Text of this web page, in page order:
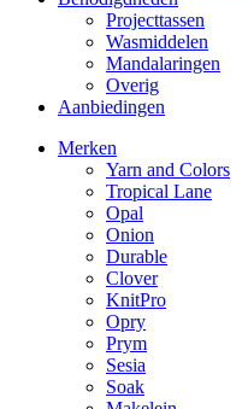
Projecttassen
Wasmiddelen
Mandalaringen
Overig
Aanbiedingen
Merken
Yarn and Colors
Tropical Lane
Opal
Onion
Durable
Clover
KnitPro
Opry
Prym
Sesia
Soak